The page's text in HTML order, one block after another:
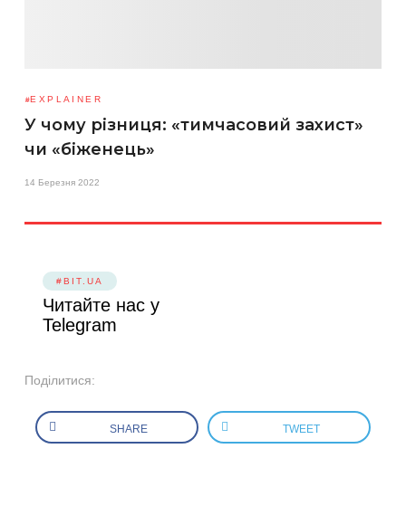
EXPLAINER
У чому різниця: «тимчасовий захист»
чи «біженець»
14 Березня 2022
#BIT.UA
Читайте нас у
Telegram
Поділитися:
SHARE TWEET